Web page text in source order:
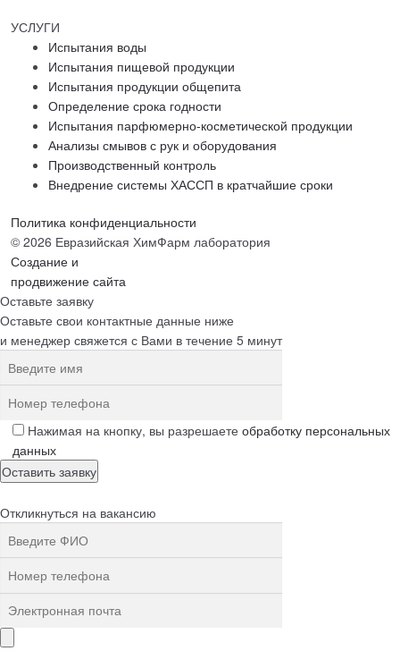
УСЛУГИ
Испытания воды
Испытания пищевой продукции
Испытания продукции общепита
Определение срока годности
Испытания парфюмерно-косметической продукции
Анализы смывов с рук и оборудования
Производственный контроль
Внедрение системы ХАССП в кратчайшие сроки
Политика конфиденциальности
© 2026 Евразийская ХимФарм лаборатория
Создание и
продвижение сайта
Оставьте заявку
Оставьте свои контактные данные ниже
и менеджер свяжется с Вами в течение 5 минут
Нажимая на кнопку, вы разрешаете обработку персональных
данных
Откликнуться на вакансию